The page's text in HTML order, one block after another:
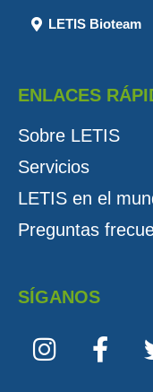
LETIS Bioteam
ENLACES
Sobre LETIS
Servicios
LETIS en el
Preguntas
SÍGANOS